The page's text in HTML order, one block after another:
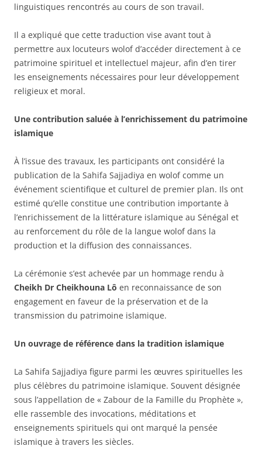
linguistiques rencontrés au cours de son travail.
Il a expliqué que cette traduction vise avant tout à
permettre aux locuteurs wolof d’accéder directement à ce
patrimoine spirituel et intellectuel majeur, afin d’en tirer
les enseignements nécessaires pour leur développement
religieux et moral.
Une contribution saluée à l’enrichissement du patrimoine
islamique
À l’issue des travaux, les participants ont considéré la
publication de la Sahifa Sajjadiya en wolof comme un
événement scientifique et culturel de premier plan. Ils ont
estimé qu’elle constitue une contribution importante à
l’enrichissement de la littérature islamique au Sénégal et
au renforcement du rôle de la langue wolof dans la
production et la diffusion des connaissances.
La cérémonie s’est achevée par un hommage rendu à
Cheikh Dr Cheikhouna Lô en reconnaissance de son
engagement en faveur de la préservation et de la
transmission du patrimoine islamique.
Un ouvrage de référence dans la tradition islamique
La Sahifa Sajjadiya figure parmi les œuvres spirituelles les
plus célèbres du patrimoine islamique. Souvent désignée
sous l’appellation de « Zabour de la Famille du Prophète »,
elle rassemble des invocations, méditations et
enseignements spirituels qui ont marqué la pensée
islamique à travers les siècles.